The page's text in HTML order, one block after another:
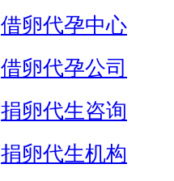
借卵代孕中心
借卵代孕公司
捐卵代生咨询
捐卵代生机构